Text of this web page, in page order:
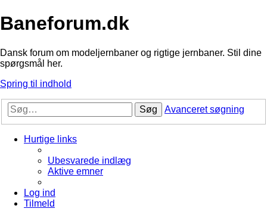
Baneforum.dk
Dansk forum om modeljernbaner og rigtige jernbaner. Stil dine
spørgsmål her.
Spring til indhold
Søg Avanceret søgning
Hurtige links
Ubesvarede indlæg
Aktive emner
Log ind
Tilmeld